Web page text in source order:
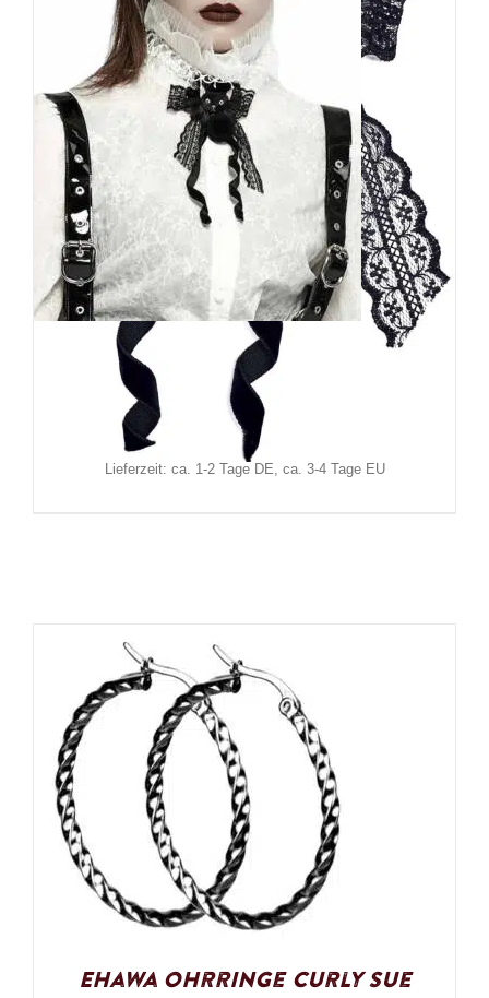
Punk Rave Fliege Black Cat
29,90€
Inkl. MwSt.
Versand
Lieferzeit: ca. 1-2 Tage DE, ca. 3-4 Tage EU
Ehawa Ohrringe Curly Sue